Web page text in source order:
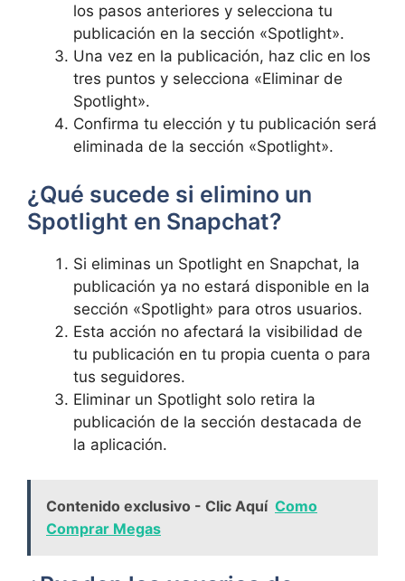
los pasos‌ anteriores y‍ selecciona tu
publicación en la sección «Spotlight».
Una vez en la publicación, haz clic ⁢en los
‍tres puntos y selecciona «Eliminar⁢ de
Spotlight».
Confirma tu elección y ⁣tu publicación será
eliminada de⁢ la‍ sección «Spotlight».
¿Qué‍ sucede‌ si elimino un
Spotlight en Snapchat?⁤
Si eliminas un Spotlight en Snapchat, la
publicación ya no estará⁤ disponible en la
sección «Spotlight» para otros usuarios.
Esta acción no afectará la visibilidad de
tu publicación en tu propia⁤ cuenta ​o para
tus seguidores.
Eliminar un Spotlight solo retira la
publicación de ​la sección destacada de
la ‍aplicación.
Contenido exclusivo - Clic Aquí Como
Comprar Megas